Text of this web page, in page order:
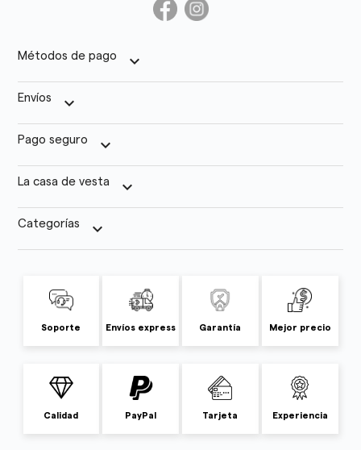
Métodos de pago keyboard_arrow_down
Envíos keyboard_arrow_down
Pago seguro keyboard_arrow_down
La casa de vesta keyboard_arrow_down
Categorías keyboard_arrow_down
Soporte Envíos express Garantía Mejor precio
Calidad PayPal Tarjeta Experiencia